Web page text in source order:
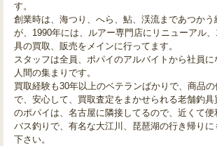
す。
創業時は、海つり、へら、鮎、渓流まであつかう
が、1990年には、ルアー専門店にリニューアル
具の買取、販売をメインに行ってます。
スタッフは全員、ポパイのアルバイトから社員に
人間の集まりです。
買取経験も30年以上のベテランばかりで、商品
で、安心して、買取査定をまかせられる老舗釣
のポパイは、名古屋に隣接してるので、近くて便
バス釣りで、有名な大江川、琵琶湖の行き帰り
下さい。